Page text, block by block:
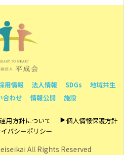
用情報 法人情報 SDGs
地域共生
合わせ 情報公開 施設
用方針について
個人情報保護方針
バシーポリシー
All Rights Reserved